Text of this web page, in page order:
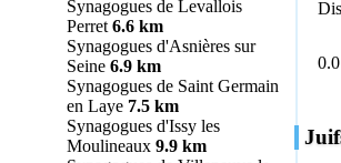
Synagogues de Levallois
Perret 6.6 km
Synagogues d'Asnières sur
Seine 6.9 km
Synagogues de Saint Germain
en Laye 7.5 km
Synagogues d'Issy les
Moulineaux 9.9 km